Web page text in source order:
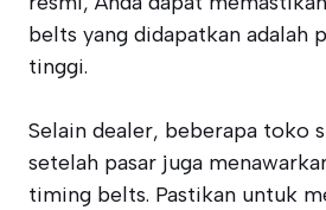
belts yang didapatkan adalah
tinggi.
Selain dealer, beberapa toko
setelah pasar juga
timing belts. Pastikan untuk